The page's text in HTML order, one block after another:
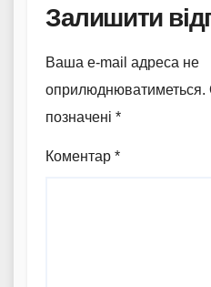
Залишити
Ваша e-mail адреса не
оприлюднюватиметься.
позначені *
Коментар *